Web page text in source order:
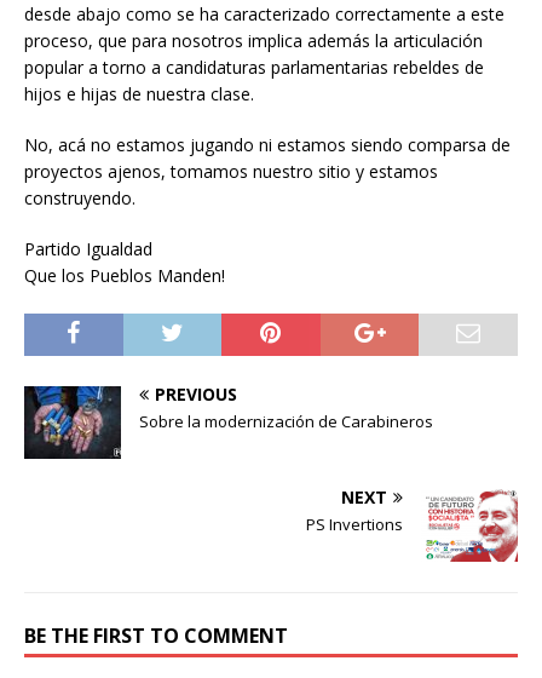
desde abajo como se ha caracterizado correctamente a este
proceso, que para nosotros implica además la articulación
popular a torno a candidaturas parlamentarias rebeldes de
hijos e hijas de nuestra clase.
No, acá no estamos jugando ni estamos siendo comparsa de
proyectos ajenos, tomamos nuestro sitio y estamos
construyendo.
Partido Igualdad
Que los Pueblos Manden!
PREVIOUS
Sobre la modernización de Carabineros
NEXT
PS Invertions
BE THE FIRST TO COMMENT